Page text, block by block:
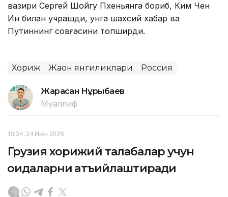
вазири Сергей Шойгу Пхеньянга бориб, Ким Чен
Ин билан учрашди, унга шахсий хабар ва
Путиннинг совғасини топширди.
Хориж Жаҳон янгиликлари Россия
Жарасқан Нұрыбаев
Муаллиф
18:34, 24 Июн 2026
Грузия хорижий талабалар учун
қоидаларни қатъийлаштиради